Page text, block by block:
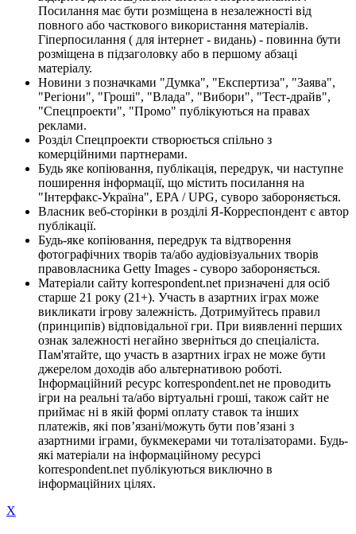
Посилання має бути розміщена в незалежності від
повного або часткового використання матеріалів.
Гіперпосилання ( для інтернет - видань) - повинна бути
розміщена в підзаголовку або в першому абзаці
матеріалу.
Новини з позначками "Думка", "Експертиза", "Заява",
"Регіони", "Гроші", "Влада", "Вибори", "Тест-драйв",
"Спецпроекти", "Промо" публікуються на правах
реклами.
Розділ Спецпроекти створюється спільно з
комерційними партнерами.
Будь яке копіювання, публікація, передрук, чи наступне
поширення інформації, що містить посилання на
"Інтерфакс-Україна", EPA / UPG, суворо забороняється.
Власник веб-сторінки в розділі Я-Корреспондент є автор
публікації.
Будь-яке копіювання, передрук та відтворення
фотографічних творів та/або аудіовізуальних творів
правовласника Getty Images - суворо забороняється.
Матеріали сайту korrespondent.net призначені для осіб
старше 21 року (21+). Участь в азартних іграх може
викликати ігрову залежність. Дотримуйтесь правил
(принципів) відповідальної гри. При виявленні перших
ознак залежності негайно зверніться до спеціаліста.
Пам'ятайте, що участь в азартних іграх не може бути
джерелом доходів або альтернативою роботі.
Інформаційний ресурс korrespondent.net не проводить
ігри на реальні та/або віртуальні гроші, також сайт не
приймає ні в якій формі оплату ставок та інших
платежів, які пов’язані/можуть бути пов’язані з
азартними іграми, букмекерами чи тоталізаторами. Будь-
які матеріали на інформаційному ресурсі
korrespondent.net публікуються виключно в
інформаційних цілях.
X